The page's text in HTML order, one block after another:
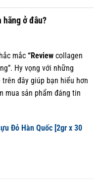
ở đâu?
mắc “Review collagen
Hy vọng với những
trên đây giúp bạn hiểu hơn
mua sản phẩm đáng tin
Đỏ Hàn Quốc [2gr x 30